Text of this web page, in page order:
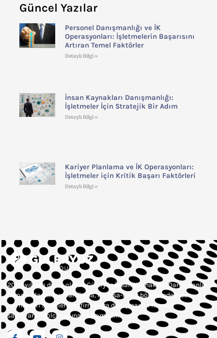
Güncel Yazılar
Personel Danışmanlığı ve İK
Operasyonları: İşletmelerin Başarısını
Artıran Temel Faktörler
Detaylı Bilgi »
İnsan Kaynakları Danışmanlığı:
İşletmeler İçin Stratejik Bir Adım
Detaylı Bilgi »
Kariyer Planlama ve İK Operasyonları:
İşletmeler için Kritik Başarı Faktörleri
Detaylı Bilgi »
2008 yılında da ilk olarak Güleryüz İnsan Kaynakları Danışmanlık
firması olarak kurulan firma, Manisa-İzmir bölgesinde insan
kaynakları süreçlerinde firmalara danışmanlık hizmeti
sağlayarak yolculuğuna başlamıştır.